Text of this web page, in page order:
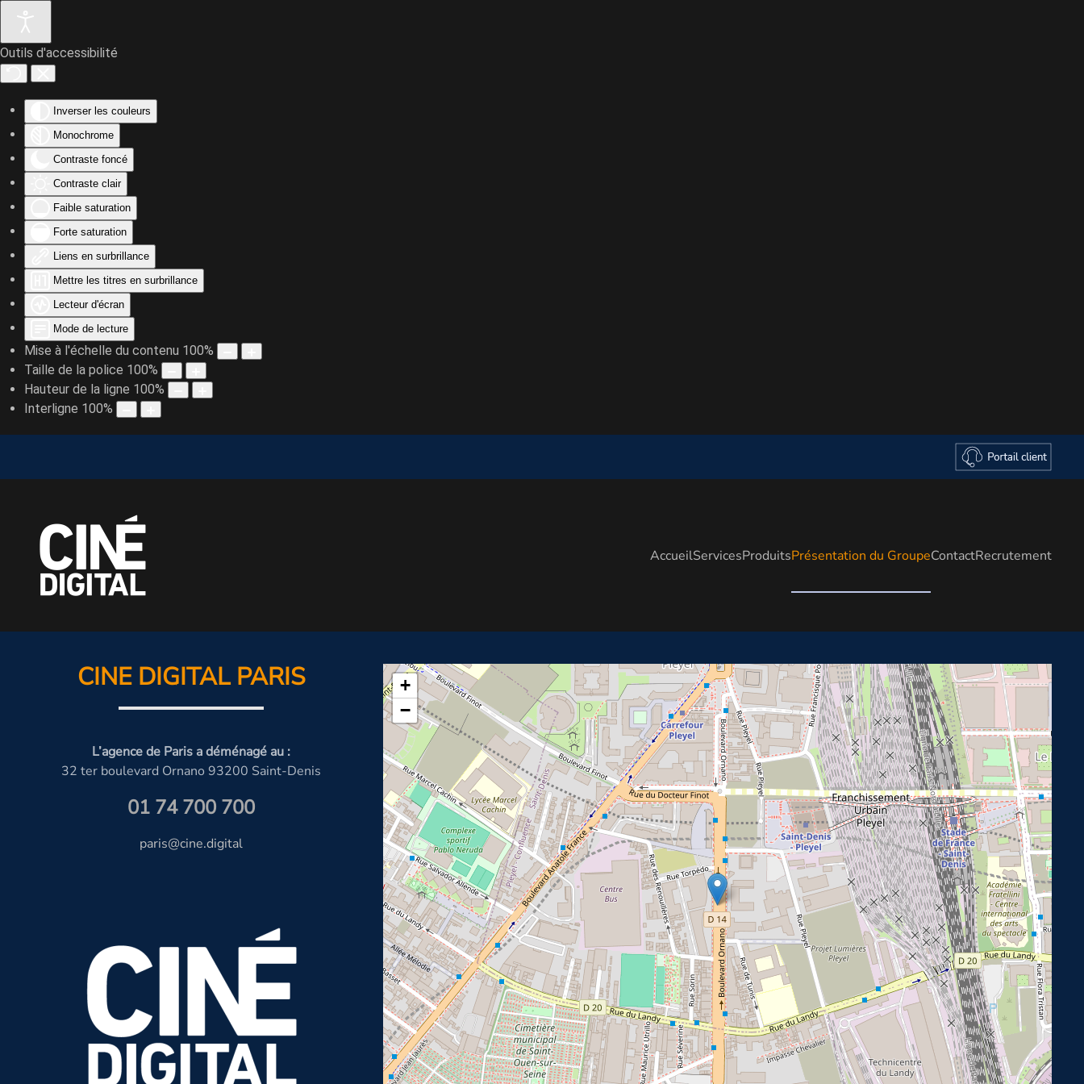
Outils d'accessibilité
Inverser les couleurs
Monochrome
Contraste foncé
Contraste clair
Faible saturation
Forte saturation
Liens en surbrillance
Mettre les titres en surbrillance
Lecteur d'écran
Mode de lecture
Mise à l'échelle du contenu 100%
Taille de la police 100%
Hauteur de la ligne 100%
Interligne 100%
Accéder au contenu principal
AccueilServicesProduitsPrésentation du GroupeContactRecrutement
CINE DIGITAL PARIS
L’agence de Paris a déménagé au :
32 ter boulevard Ornano 93200 Saint-Denis
01 74 700 700
paris@cine.digital
+
−